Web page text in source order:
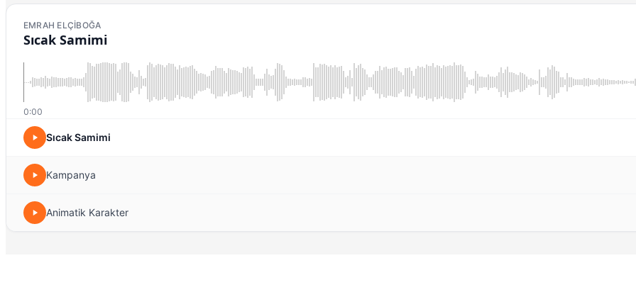
EMRAH ELÇIBOĞA
Sıcak Samimi
0:00
Sıcak Samimi
Kampanya
Animatik Karakter